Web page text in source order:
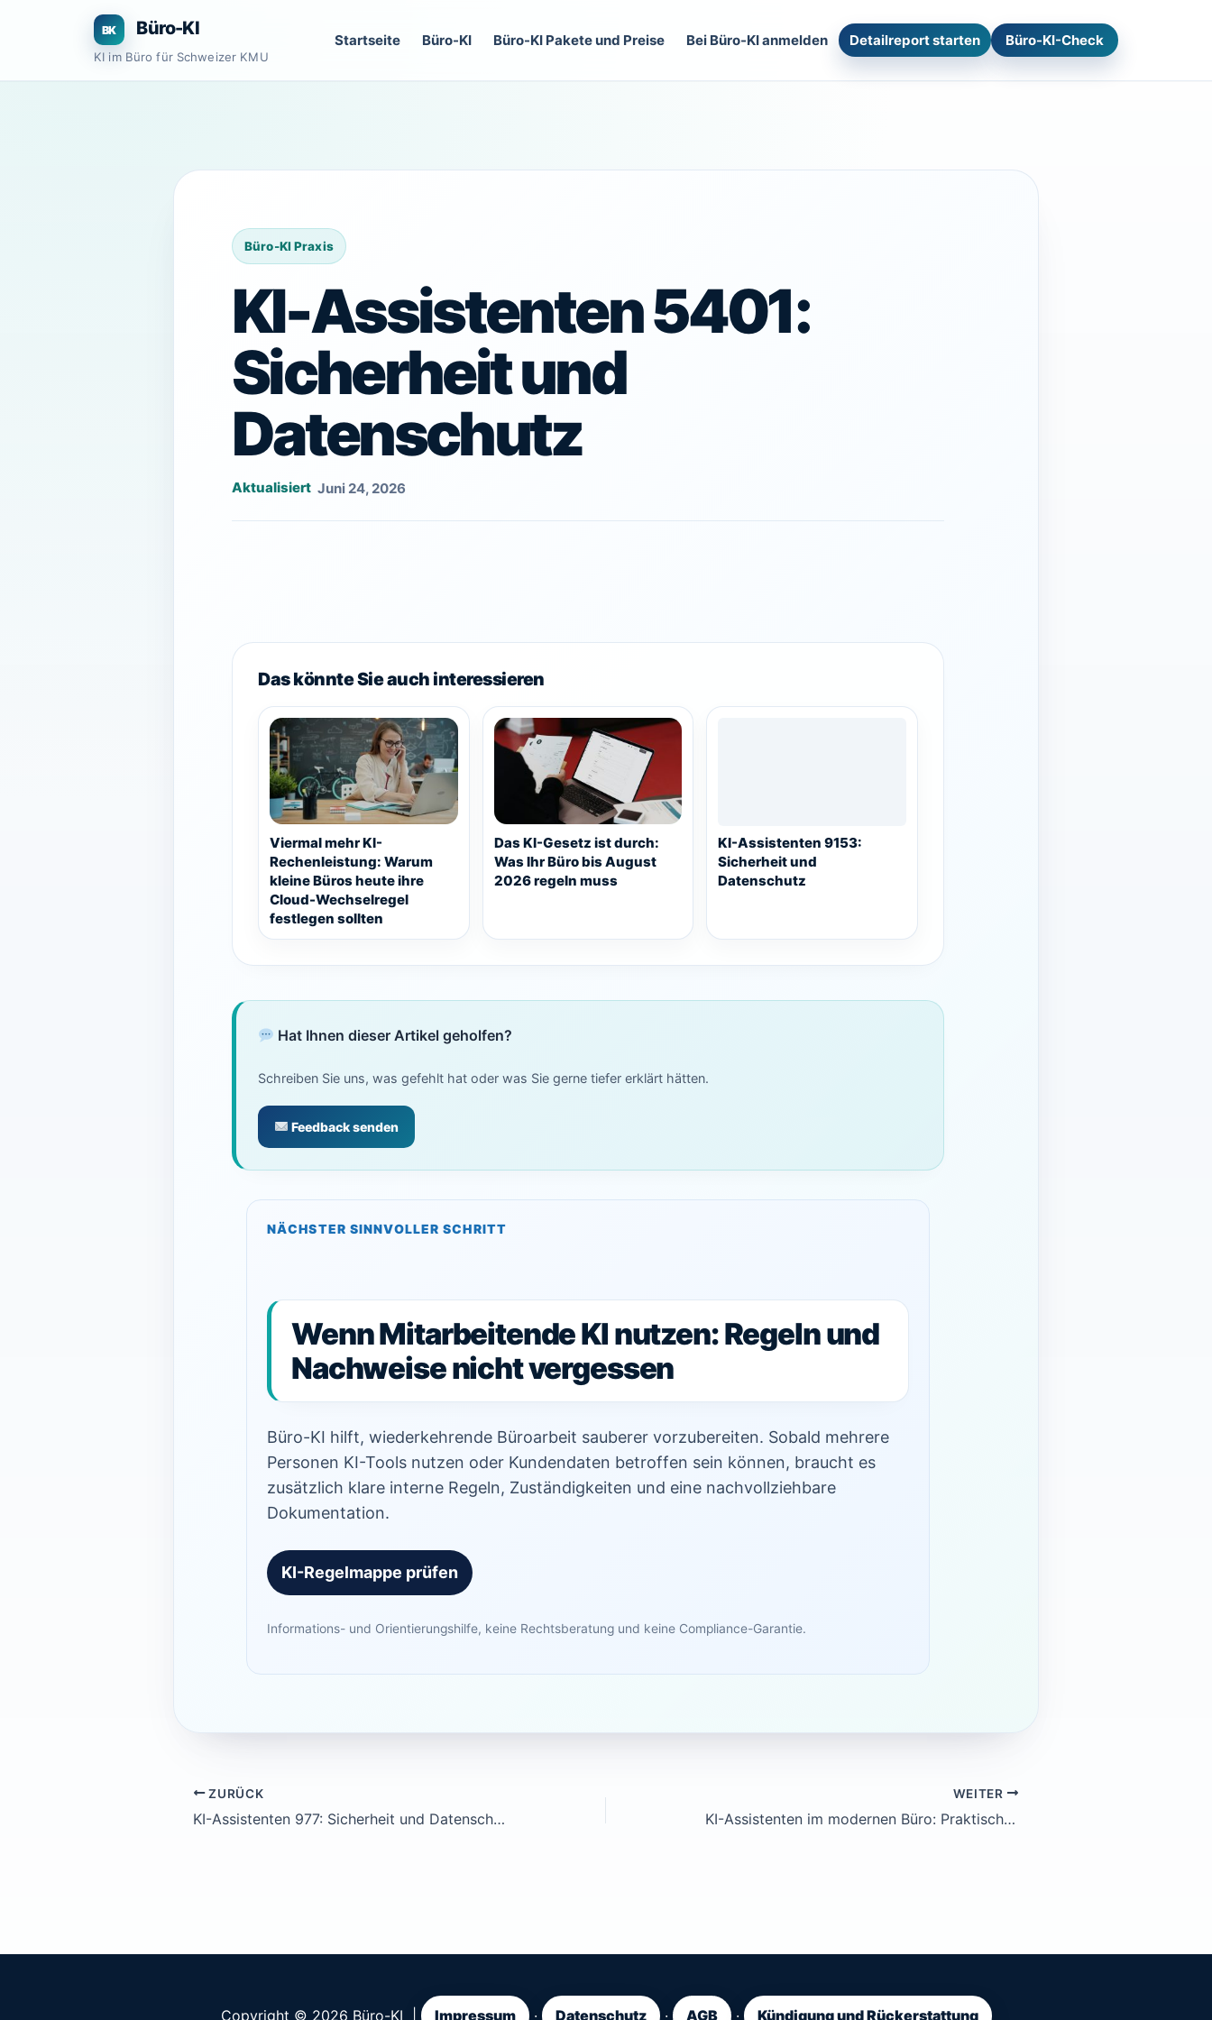
Büro-KI
KI im Büro für Schweizer KMU
Startseite Büro-KI Büro-KI Pakete und Preise Bei Büro-KI anmelden Detailreport starten Büro-KI-Check
KI-Assistenten 5401:
Sicherheit und
Datenschutz
Juni 24, 2026
Das könnte Sie auch interessieren
Viermal mehr KI-
Rechenleistung: Warum
kleine Büros heute ihre
Cloud-Wechselregel
festlegen sollten
Das KI-Gesetz ist durch:
Was Ihr Büro bis August
2026 regeln muss
KI-Assistenten 9153:
Sicherheit und
Datenschutz
Hat Ihnen dieser Artikel geholfen?
Schreiben Sie uns, was gefehlt hat oder was Sie gerne tiefer erklärt hätten.
Feedback senden
NÄCHSTER SINNVOLLER SCHRITT
Wenn Mitarbeitende KI nutzen: Regeln und
Nachweise nicht vergessen
Büro-KI hilft, wiederkehrende Büroarbeit sauberer vorzubereiten. Sobald mehrere
Personen KI-Tools nutzen oder Kundendaten betroffen sein können, braucht es
zusätzlich klare interne Regeln, Zuständigkeiten und eine nachvollziehbare
Dokumentation.
KI-Regelmappe prüfen
Informations- und Orientierungshilfe, keine Rechtsberatung und keine Compliance-Garantie.
ZURÜCK
KI-Assistenten 977: Sicherheit und Datenschutz
WEITER
KI-Assistenten im modernen Büro: Praktische Lösungen für Kosteneinsparung
Copyright © 2026 Büro-KI | Impressum · Datenschutz · AGB · Kündigung und Rückerstattung